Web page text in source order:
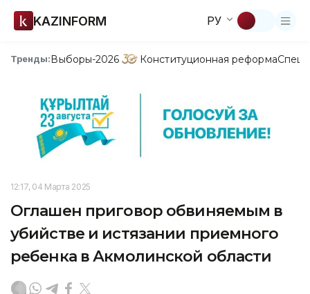
KAZINFORM РУ
Тренды:Выборы-2026 Конституционная реформа
12:17, 04 Марта 2025
Оглашен приговор обвиняемым в
убийстве и истязании приемного
ребенка в Акмолинской области